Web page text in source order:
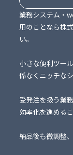
業務システム・
用のことなら株
い。
小さな便利ツー
係なくニッチな
受発注を扱う業
効率化を進める
納品後も微調整